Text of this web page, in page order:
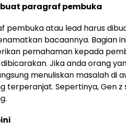
paragraf pembuka
pembuka atau lead harus
bacaannya. Bagian
pemahaman kepada
Jika anda orang
menuliskan masalah di
terperanjat. Sepertinya, Gen z